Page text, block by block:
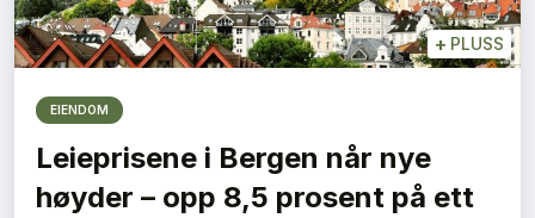
+ PLUSS
EIENDOM
Leieprisene i Bergen når nye
høyder – opp 8,5 prosent på ett